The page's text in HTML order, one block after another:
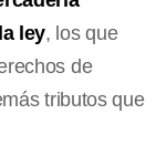
ley, los que
de
tributos que